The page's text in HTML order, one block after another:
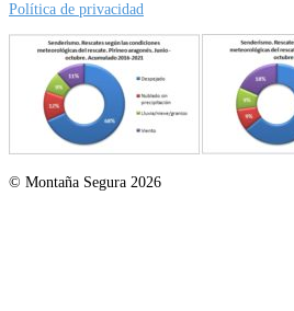
Política de privacidad
© Montaña Segura 2026